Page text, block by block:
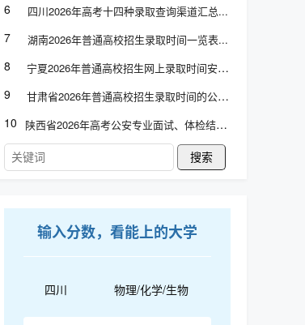
6
四川2026年高考十四种录取查询渠道汇总
7 湖南2026年普通高校招生录取时间一览表
8
宁夏2026年普通高校招生网上录取时间安排
9
甘肃省2026年普通高校招生录取时间的公告
10
陕西省2026年高考公安专业面试、体检结论查询
搜索
输入分数，看能上的大学
四川 物理/化学/生物